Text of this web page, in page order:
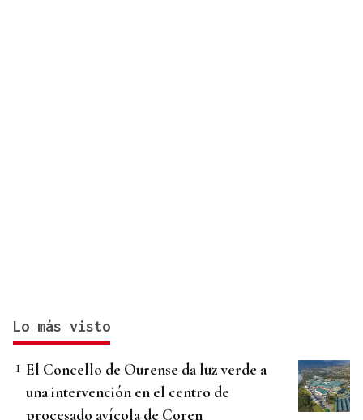
Lo más visto
El Concello de Ourense da luz verde a
una intervención en el centro de
procesado avícola de Coren